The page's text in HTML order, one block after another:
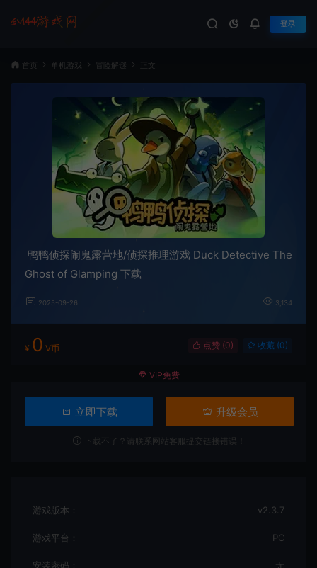
登录
首页 单机游戏 冒险解谜 正文
鸭鸭侦探闹鬼露营地/侦探推理游戏 Duck Detective The
Ghost of Glamping 下载
2025-09-26 3,134
¥ 0 V币 点赞 (0) 收藏 (0)
VIP免费
立即下载 升级会员
下载不了？请联系网站客服提交链接错误！
游戏版本： v2.3.7
游戏平台： PC
安装密码： 无